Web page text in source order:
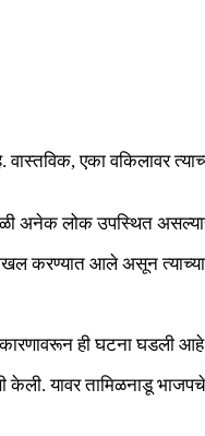
एका वकिलावर
अनेक लोक उपस्थित
करण्यात आले असून
कारणावरून ही घटना
केली. यावर तामिळनाडू